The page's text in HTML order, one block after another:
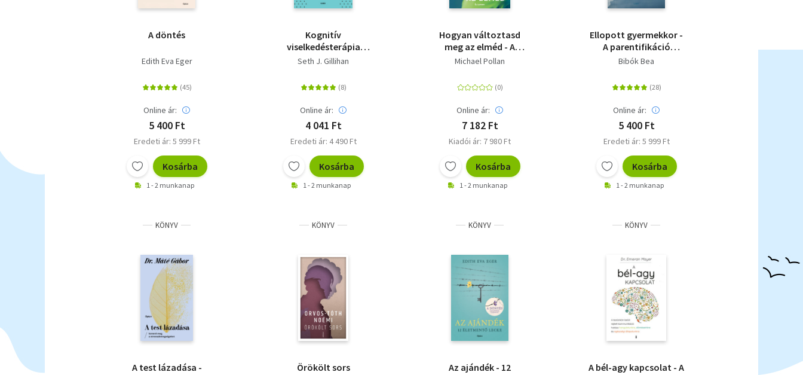
A döntés
Edith Eva Eger
Online ár:
5 400 Ft
Eredeti ár: 5 999 Ft
Kosárba
1 - 2 munkanap
Kognitív
viselkedésterápia
egyszerűen - 10
depresszió, düh, pánik
és az aggódás
kezelésére
Seth J. Gillihan
Online ár:
4 041 Ft
Eredeti ár: 4 490 Ft
Kosárba
1 - 2 munkanap
Hogyan változtasd
meg az elméd - A
pszichedelikus
eredményei az emberi
tudatról, az életről és
a halálról
Michael Pollan
Online ár:
7 182 Ft
Kiadói ár: 7 980 Ft
Kosárba
1 - 2 munkanap
Ellopott gyermekkor -
A parentifikáció
jelensége -
gyerekkorban,
felnőttkorban és a
párkapcsolatokban
Bibók Bea
Online ár:
5 400 Ft
Eredeti ár: 5 999 Ft
Kosárba
1 - 2 munkanap
KÖNYV
A test lázadása -
KÖNYV
Örökölt sors
KÖNYV
Az ajándék - 12
KÖNYV
A bél-agy kapcsolat - A